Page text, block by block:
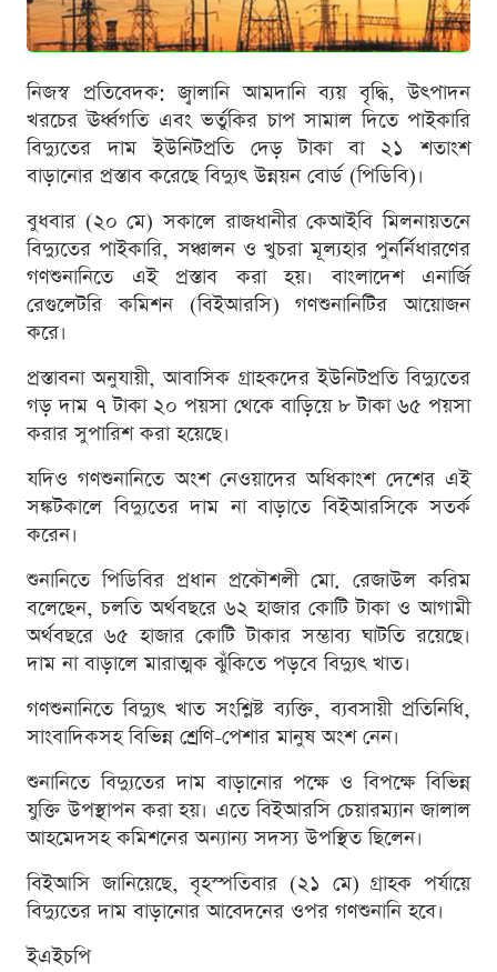
নিজস্ব প্রতিবেদক: জ্বালানি আমদানি ব্যয় বৃদ্ধি, উৎপাদন
খরচের ঊর্ধ্বগতি এবং ভর্তুকির চাপ সামাল দিতে পাইকারি
বিদ্যুতের দাম ইউনিটপ্রতি দেড় টাকা বা ২১ শতাংশ
বাড়ানোর প্রস্তাব করেছে বিদ্যুৎ উন্নয়ন বোর্ড (পিডিবি)।
বুধবার (২০ মে) সকালে রাজধানীর কেআইবি মিলনায়তনে
বিদ্যুতের পাইকারি, সঞ্চালন ও খুচরা মূল্যহার পুনর্র্নিধারণের
গণশুনানিতে এই প্রস্তাব করা হয়। বাংলাদেশ এনার্জি
রেগুলেটরি কমিশন (বিইআরসি) গণশুনানিটির আয়োজন
করে।
প্রস্তাবনা অনুযায়ী, আবাসিক গ্রাহকদের ইউনিটপ্রতি বিদ্যুতের
গড় দাম ৭ টাকা ২০ পয়সা থেকে বাড়িয়ে ৮ টাকা ৬৫ পয়সা
করার সুপারিশ করা হয়েছে।
যদিও গণশুনানিতে অংশ নেওয়াদের অধিকাংশ দেশের এই
সঙ্কটকালে বিদ্যুতের দাম না বাড়াতে বিইআরসিকে সতর্ক
করেন।
শুনানিতে পিডিবির প্রধান প্রকৌশলী মো. রেজাউল করিম
বলেছেন, চলতি অর্থবছরে ৬২ হাজার কোটি টাকা ও আগামী
অর্থবছরে ৬৫ হাজার কোটি টাকার সম্ভাব্য ঘাটতি রয়েছে।
দাম না বাড়ালে মারাত্মক ঝুঁকিতে পড়বে বিদ্যুৎ খাত।
গণশুনানিতে বিদ্যুৎ খাত সংশ্লিষ্ট ব্যক্তি, ব্যবসায়ী প্রতিনিধি,
সাংবাদিকসহ বিভিন্ন শ্রেণি-পেশার মানুষ অংশ নেন।
শুনানিতে বিদ্যুতের দাম বাড়ানোর পক্ষে ও বিপক্ষে বিভিন্ন
যুক্তি উপস্থাপন করা হয়। এতে বিইআরসি চেয়ারম্যান জালাল
আহমেদসহ কমিশনের অন্যান্য সদস্য উপস্থিত ছিলেন।
বিইআসি জানিয়েছে, বৃহস্পতিবার (২১ মে) গ্রাহক পর্যায়ে
বিদ্যুতের দাম বাড়ানোর আবেদনের ওপর গণশুনানি হবে।
ইএইচপি